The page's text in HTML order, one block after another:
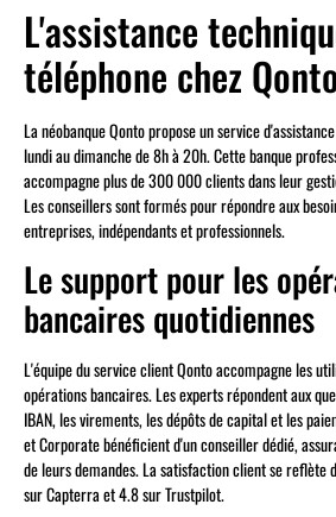
L'assistance
téléphone chez
La néobanque Qonto propose un service
lundi au dimanche de 8h à 20h. Cette banque
accompagne plus de 300 000 clients dans leur
Les conseillers sont formés pour répondre aux
entreprises, indépendants et professionnels.
Le support pour les
bancaires quotidiennes
L'équipe du service client Qonto accompagne les
opérations bancaires. Les experts répondent aux
IBAN, les virements, les dépôts de capital et les
et Corporate bénéficient d'un conseiller dédié,
de leurs demandes. La satisfaction client se reflète
sur Capterra et 4.8 sur Trustpilot.